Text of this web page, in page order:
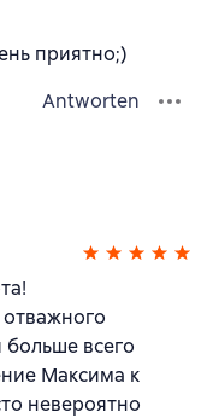
приятно;)
Antworten
всего
Максима к
невероятно